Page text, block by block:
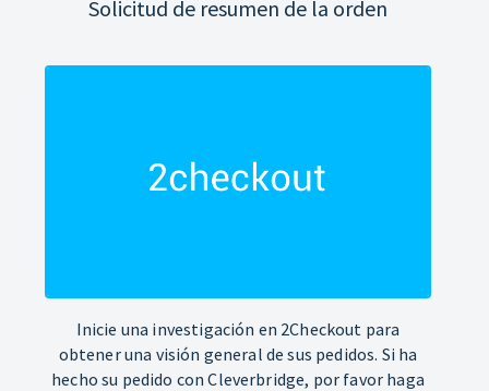
Solicitud de resumen de la orden
Inicie una investigación en 2Checkout para
obtener una visión general de sus pedidos. Si ha
hecho su pedido con Cleverbridge, por favor haga